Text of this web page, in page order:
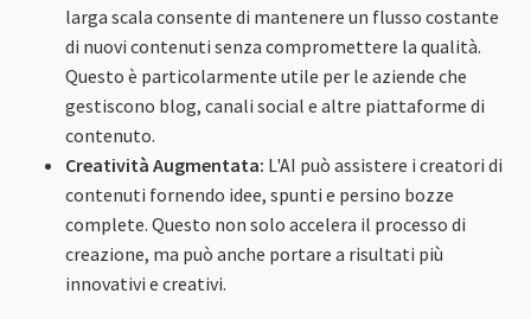
larga scala consente di mantenere un flusso costante
di nuovi contenuti senza compromettere la qualità.
Questo è particolarmente utile per le aziende che
gestiscono blog, canali social e altre piattaforme di
contenuto.
Creatività Augmentata: L'AI può assistere i creatori di
contenuti fornendo idee, spunti e persino bozze
complete. Questo non solo accelera il processo di
creazione, ma può anche portare a risultati più
innovativi e creativi.